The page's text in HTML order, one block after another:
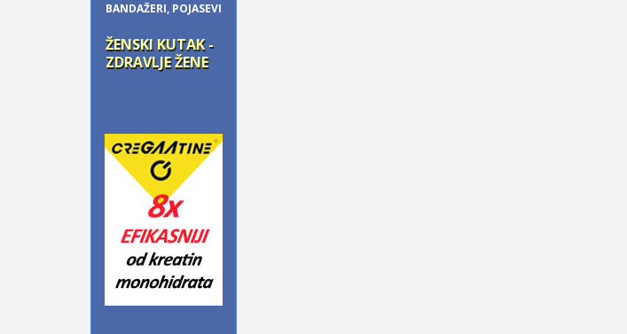
BANDAŽERI, POJASEVI
ŽENSKI KUTAK -
ZDRAVLJE ŽENE